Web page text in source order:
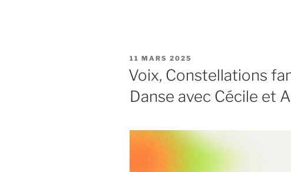
PUBLIÉ
LE
11 MARS 2025
Voix, Constellations
Danse avec Cécile et